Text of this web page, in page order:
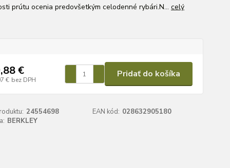
prútu ocenia predovšetkým celodenné rybári.N... celý
€
€ bez DPH
Pridať do košíka
24554698 EAN kód: 028632905180
BERKLEY